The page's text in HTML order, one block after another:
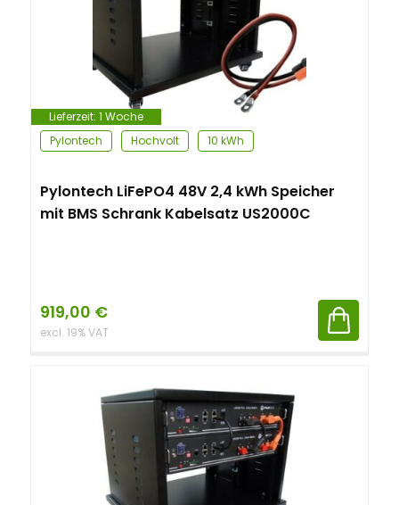
Lieferzeit: 1 Woche
Pylontech
Hochvolt 10 kWh
Pylontech LiFePO4 48V 2,4 kWh Speicher
mit BMS Schrank Kabelsatz US2000C
919,00 €
excl. 19% VAT